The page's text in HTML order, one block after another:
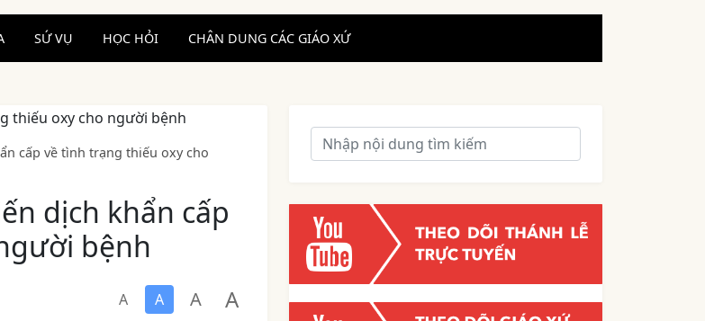
SỨ VỤ HỌC HỎI CHÂN DUNG CÁC GIÁO XỨ
cấp về tình trạng thiếu oxy cho
dịch khẩn cấp
bệnh
A A A A